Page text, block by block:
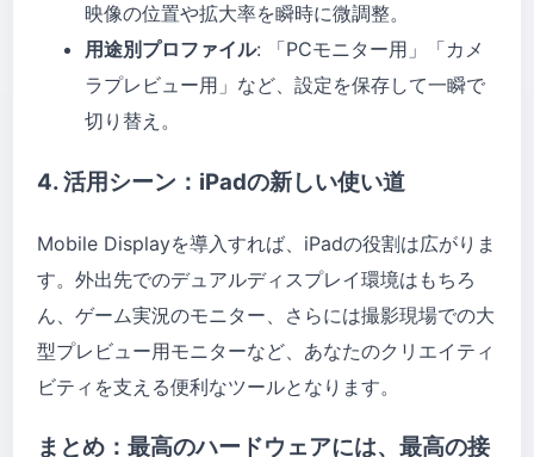
映像の位置や拡大率を瞬時に微調整。
用途別プロファイル: 「PCモニター用」「カメ
ラプレビュー用」など、設定を保存して一瞬で
切り替え。
4. 活用シーン：iPadの新しい使い道
Mobile Displayを導入すれば、iPadの役割は広がりま
す。外出先でのデュアルディスプレイ環境はもちろ
ん、ゲーム実況のモニター、さらには撮影現場での大
型プレビュー用モニターなど、あなたのクリエイティ
ビティを支える便利なツールとなります。
まとめ：最高のハードウェアには、最高の接